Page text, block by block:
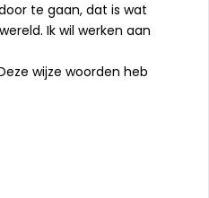
te gaan, dat is wat
Ik wil werken aan
wijze woorden heb